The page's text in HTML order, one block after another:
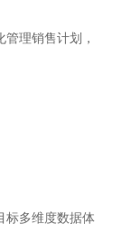
理销售计划，
标多维度数据体